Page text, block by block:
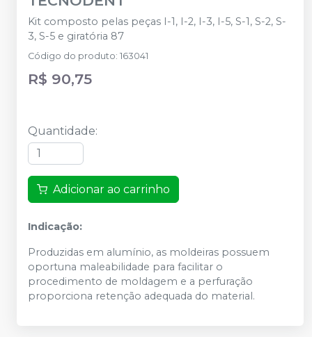
Kit composto pelas peças I-1, I-2, I-3, I-5, S-1, S-2, S-
3, S-5 e giratória 87
Código do produto: 163041
R$ 90,75
Quantidade:
Adicionar ao carrinho
Indicação:
Produzidas em alumínio, as moldeiras possuem
oportuna maleabilidade para facilitar o
procedimento de moldagem e a perfuração
proporciona retenção adequada do material.